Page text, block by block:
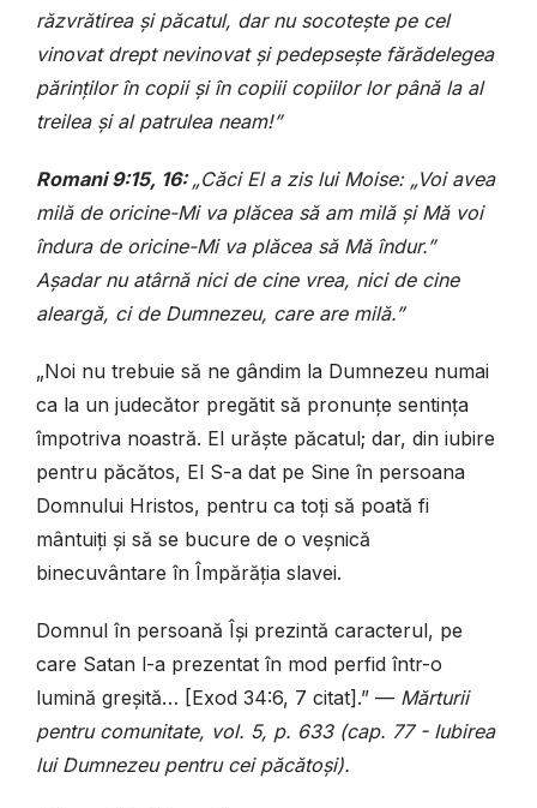
răzvrătirea și păcatul, dar nu socotește pe cel
vinovat drept nevinovat și pedepsește fărădelegea
părinților în copii și în copiii copiilor lor până la al
treilea și al patrulea neam!”
Romani 9:15, 16: „Căci El a zis lui Moise: „Voi avea
milă de oricine-Mi va plăcea să am milă și Mă voi
îndura de oricine-Mi va plăcea să Mă îndur.”
Așadar nu atârnă nici de cine vrea, nici de cine
aleargă, ci de Dumnezeu, care are milă.”
„Noi nu trebuie să ne gândim la Dumnezeu numai
ca la un judecător pregătit să pronunțe sentința
împotriva noastră. El urăște păcatul; dar, din iubire
pentru păcătos, El S-a dat pe Sine în persoana
Domnului Hristos, pentru ca toți să poată fi
mântuiți și să se bucure de o veșnică
binecuvântare în Împărăția slavei.
Domnul în persoană Își prezintă caracterul, pe
care Satan l-a prezentat în mod perfid într-o
lumină greșită… [Exod 34:6, 7 citat].” — Mărturii
pentru comunitate, vol. 5, p. 633 (cap. 77 - Iubirea
lui Dumnezeu pentru cei păcătoși).